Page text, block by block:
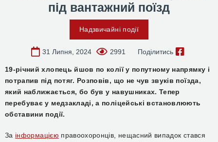
під вантажний поїзд
Надзвичайні події
31 Липня, 2024 2991 Поділитись
19-річний хлопець йшов по колії у попутному напрямку і
потрапив під потяг. Розповів, що не чув звуків поїзда,
який наближається, бо був у навушниках. Тепер
перебуває у медзакладі, а поліцейські встановлюють
обставини події.
За інформацією правоохоронців, нещасний випадок стався